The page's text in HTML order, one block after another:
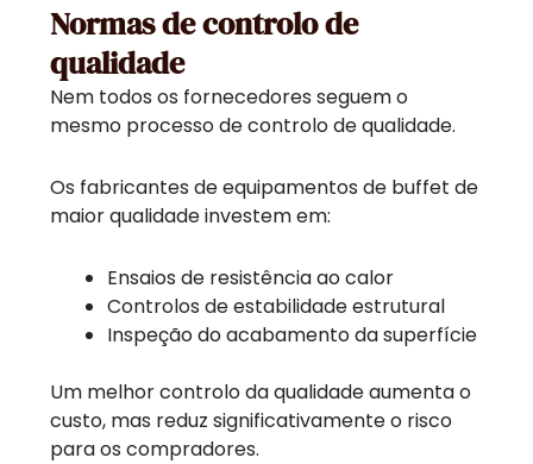
Normas de controlo de
qualidade
Nem todos os fornecedores seguem o
mesmo processo de controlo de qualidade.
Os fabricantes de equipamentos de buffet de
maior qualidade investem em:
Ensaios de resistência ao calor
Controlos de estabilidade estrutural
Inspeção do acabamento da superfície
Um melhor controlo da qualidade aumenta o
custo, mas reduz significativamente o risco
para os compradores.